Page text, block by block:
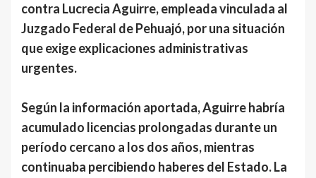
contra Lucrecia Aguirre, empleada vinculada al
Juzgado Federal de Pehuajó, por una situación
que exige explicaciones administrativas
urgentes.
Según la información aportada, Aguirre habría
acumulado licencias prolongadas durante un
período cercano a los dos años, mientras
continuaba percibiendo haberes del Estado. La